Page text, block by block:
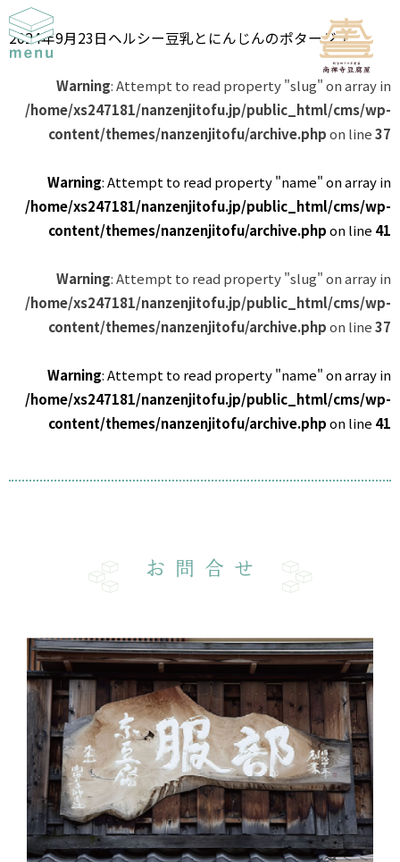
2024年9月23日ヘルシー豆乳とにんじんのポタージュ
Warning: Attempt to read property "slug" on array in
/home/xs247181/nanzenjitofu.jp/public_html/cms/wp-
content/themes/nanzenjitofu/archive.phpon line37
Warning: Attempt to read property "name" on array in
/home/xs247181/nanzenjitofu.jp/public_html/cms/wp-
content/themes/nanzenjitofu/archive.phpon line 41
Warning: Attempt to read property "slug" on array in
/home/xs247181/nanzenjitofu.jp/public_html/cms/wp-
content/themes/nanzenjitofu/archive.phpon line37
Warning: Attempt to read property "name" on array in
/home/xs247181/nanzenjitofu.jp/public_html/cms/wp-
content/themes/nanzenjitofu/archive.phpon line 41
お問合せ